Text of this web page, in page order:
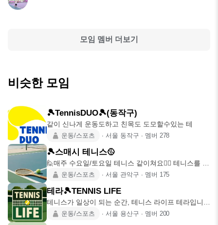
모임 멤버 더보기
비슷한 모임
🎾TennisDUO🎾(동작구)
같이 신나게 운동도하고 친목도 도모할수있는 테
운동/스포츠 ∙ 서울 동작구 ∙ 멤버 278
🎾스매시 테니스🥎
🙋매주 수요일/토요일 테니스 같이쳐요🙋‍♀️ 테니스를 치
고 싶은데 같이
운동/스포츠 ∙ 서울 관악구 ∙ 멤버 175
테라🎾TENNIS LIFE
테니스가 일상이 되는 순간, 테니스 라이프 테라입니
다!🎾 ✅ 정모 평일
운동/스포츠 ∙ 서울 용산구 ∙ 멤버 200